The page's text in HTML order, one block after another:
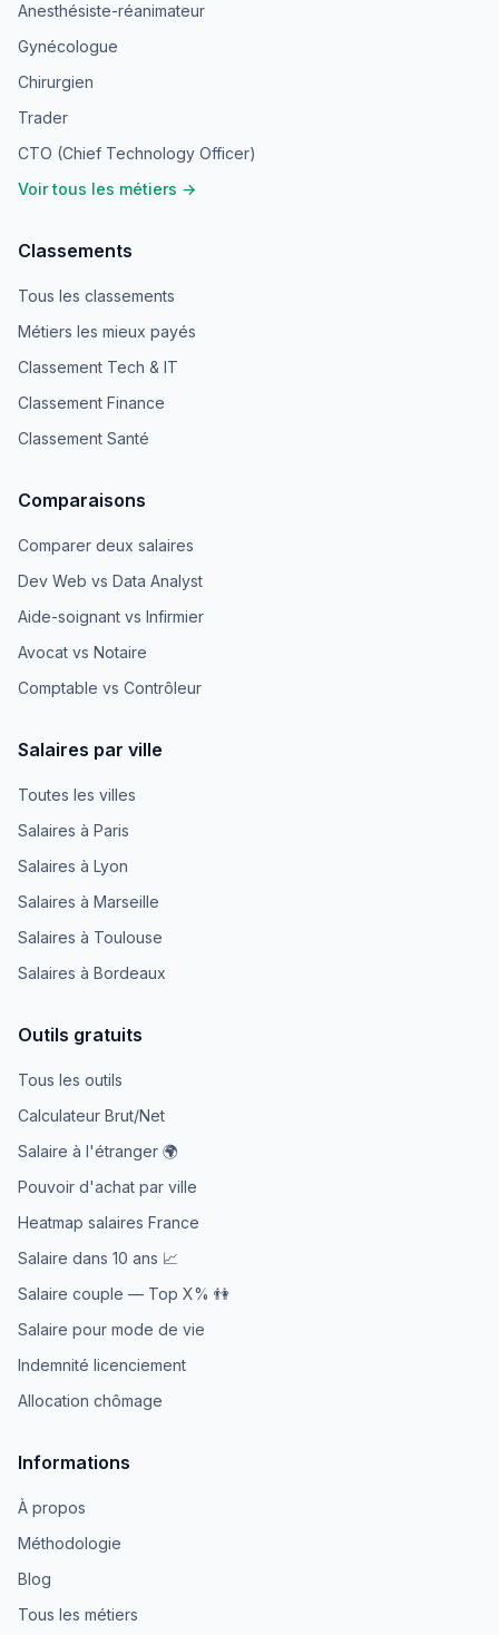
Anesthésiste-réanimateur
Gynécologue
Chirurgien
Trader
CTO (Chief Technology Officer)
Voir tous les métiers →
Classements
Tous les classements
Métiers les mieux payés
Classement Tech & IT
Classement Finance
Classement Santé
Comparaisons
Comparer deux salaires
Dev Web vs Data Analyst
Aide-soignant vs Infirmier
Avocat vs Notaire
Comptable vs Contrôleur
Salaires par ville
Toutes les villes
Salaires à Paris
Salaires à Lyon
Salaires à Marseille
Salaires à Toulouse
Salaires à Bordeaux
Outils gratuits
Tous les outils
Calculateur Brut/Net
Salaire à l'étranger 🌍
Pouvoir d'achat par ville
Heatmap salaires France
Salaire dans 10 ans 📈
Salaire couple — Top X% 👫
Salaire pour mode de vie
Indemnité licenciement
Allocation chômage
Informations
À propos
Méthodologie
Blog
Tous les métiers